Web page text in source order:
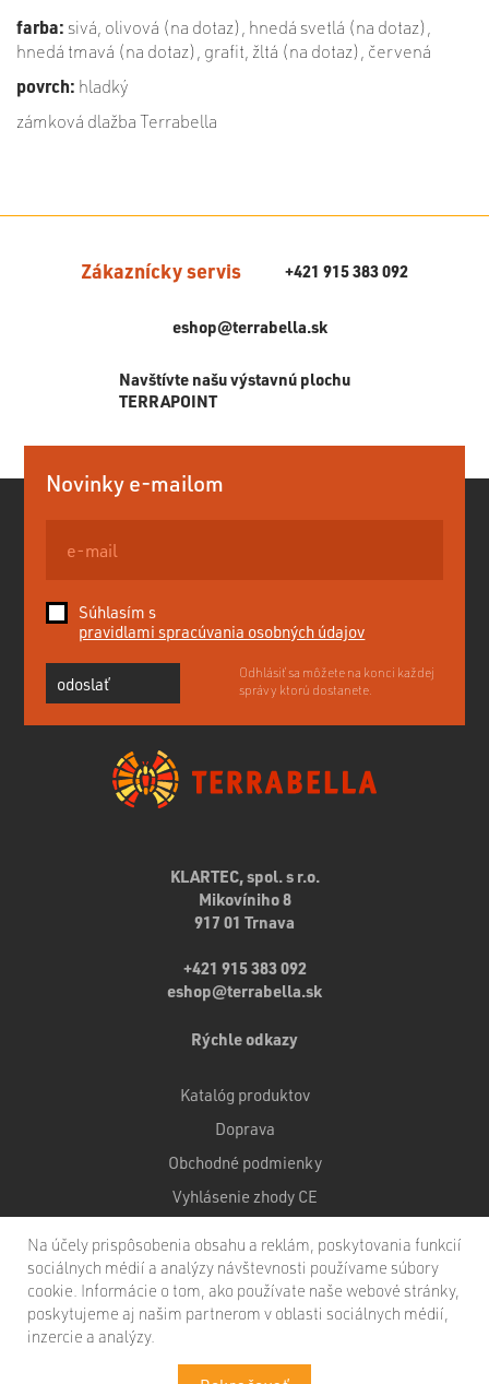
farba: sivá, olivová (na dotaz), hnedá svetlá (na dotaz),
hnedá tmavá (na dotaz), grafit, žltá (na dotaz), červená
povrch: hladký
zámková dlažba Terrabella
Zákaznícky servis +421 915 383 092
eshop@terrabella.sk
Navštívte našu výstavnú plochu
TERRAPOINT
KLARTEC, spol. s r.o.
Mikovíniho 8
917 01 Trnava
+421 915 383 092
eshop@terrabella.sk
Novinky e-mailom
Súhlasím s
pravidlami spracúvania osobných údajov
odoslať
Odhlásiť sa môžete na konci každej
správy ktorú dostanete.
Rýchle odkazy
Katalóg produktov
Doprava
Obchodné podmienky
Vyhlásenie zhody CE
Copyright © 2020 KLARTEC, spol. s r.o. Všetky práva vyhradené
Na účely prispôsobenia obsahu a reklám, poskytovania funkcií
sociálnych médií a analýzy návštevnosti používame súbory
cookie. Informácie o tom, ako používate naše webové stránky,
poskytujeme aj našim partnerom v oblasti sociálnych médií,
inzercie a analýzy.